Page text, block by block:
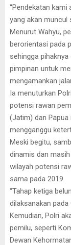
“Pendekatan
yang akan muncul
Menurut Wahyu,
berorientasi pada
sehingga
pimpinan untuk
mengamankan
Ia menuturkan
potensi rawan
(Jatim) dan Papua
mengganggu
Meski begitu,
dinamis dan
wilayah potensi
sama pada 2019.
“Tahap ketiga
dilaksanakan pada
Kemudian, Polri
pemilu, seperti
Dewan